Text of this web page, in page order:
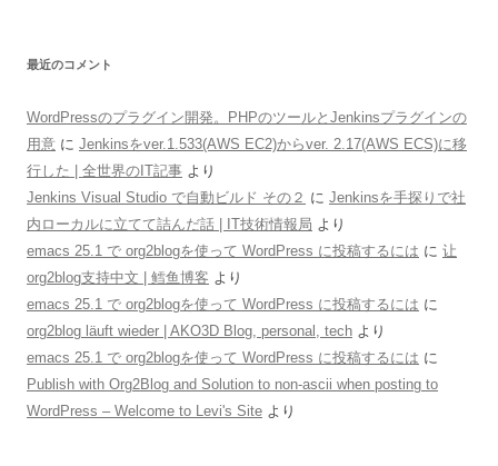
最近のコメント
WordPressのプラグイン開発。PHPのツールとJenkinsプラグインの
用意 に Jenkinsをver.1.533(AWS EC2)からver. 2.17(AWS ECS)に移
行した | 全世界のIT記事 より
Jenkins Visual Studio で自動ビルド その２ に Jenkinsを手探りで社
内ローカルに立てて詰んだ話 | IT技術情報局 より
emacs 25.1 で org2blogを使って WordPress に投稿するには に 让
org2blog支持中文 | 鳕鱼博客 より
emacs 25.1 で org2blogを使って WordPress に投稿するには に
org2blog läuft wieder | AKO3D Blog, personal, tech より
emacs 25.1 で org2blogを使って WordPress に投稿するには に
Publish with Org2Blog and Solution to non-ascii when posting to
WordPress – Welcome to Levi's Site より